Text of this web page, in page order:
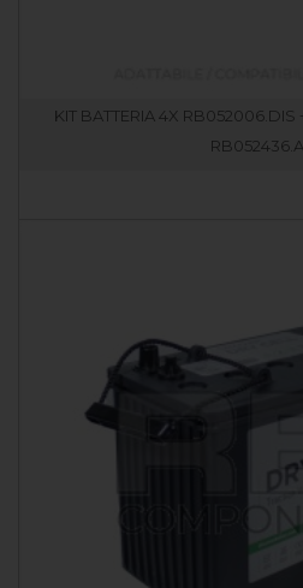
KIT BATTERIA 4X RB052006.DIS